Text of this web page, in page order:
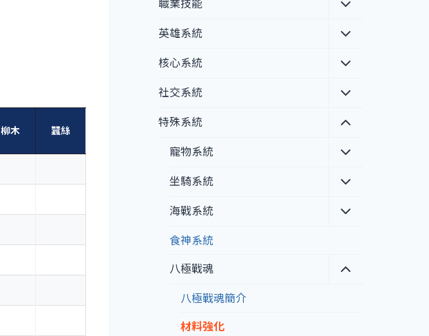
柳木 蠶絲
職業技能
menu
英雄系統
Toggle
menu
核心系統
Toggle
menu
社交系統
Toggle
menu
特殊系統
Toggle
menu
寵物系統
Toggle
menu
坐騎系統
Toggle
menu
海戰系統
Toggle
食神系統
八極戰魂
Toggle
八極戰魂簡介
材料強化